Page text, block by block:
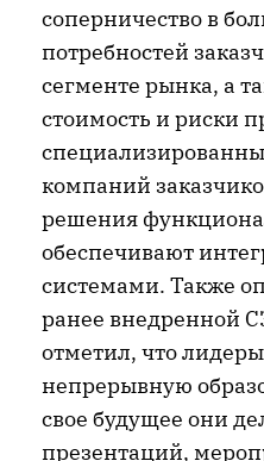
соперничество в
потребностей
сегменте рынка, а
стоимость и риски
компаний
решения
обеспечивают
системами. Также
ранее внедренной
отметил, что
непрерывную
свое будущее они
презентаций,